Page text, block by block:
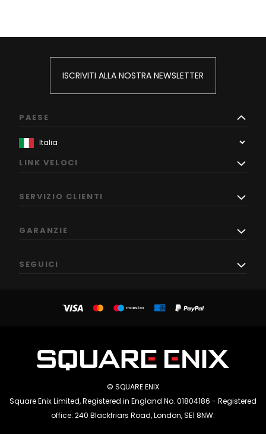
ISCRIVITI ALLA NOSTRA NEWSLETTER
PAESE
LINK VELOCI
SERVIZIO CLIENTI
GARANZIE
SEGUICI
© SQUARE ENIX
Square Enix Limited, Registered in England No. 01804186 - Registered
office: 240 Blackfriars Road, London, SE1 8NW.